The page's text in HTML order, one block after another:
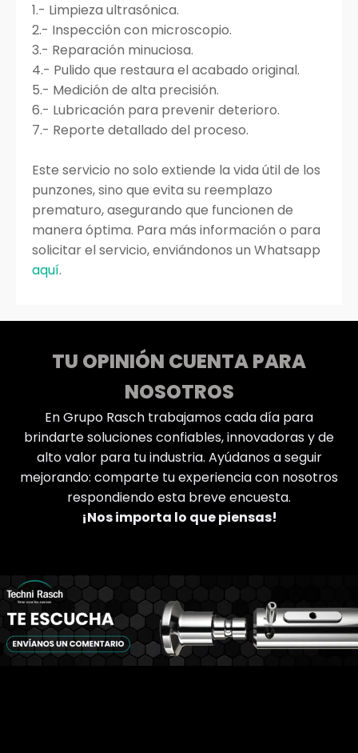
1.- Limpieza ultrasónica.
2.- Inspección con microscopio.
3.- Reparación minuciosa.
4.- Pulido que restaura el acabado original.
5.- Medición de alta precisión.
6.- Lubricación para prevenir deterioro.
7.- Reporte detallado del proceso.
Este servicio no solo extiende la vida útil de los
punzones, sino que evita su reemplazo
prematuro, asegurando que funcionen de
manera óptima. Para más información o para
solicitar el servicio, enviándonos un Whatsapp
aquí.
TU OPINIÓN CUENTA PARA
NOSOTROS
En Grupo Rasch trabajamos cada día para
brindarte soluciones confiables, innovadoras y de
alto valor para tu industria. Ayúdanos a seguir
mejorando: comparte tu experiencia con nosotros
respondiendo esta breve encuesta.
¡Nos importa lo que piensas!